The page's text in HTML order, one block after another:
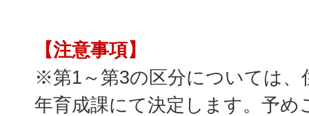
【注意事項】
※第1～第3の区分については、
年育成課にて決定します。予め